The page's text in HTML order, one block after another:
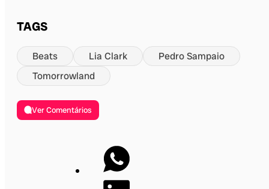
TAGS
Beats Lia Clark
Pedro Sampaio
Tomorrowland
Ver Comentários